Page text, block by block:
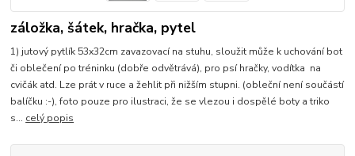
záložka, šátek, hračka, pytel
1) jutový pytlík 53x32cm zavazovací na stuhu, sloužit může k uchování bot
či oblečení po tréninku (dobře odvětrává), pro psí hračky, vodítka na
cvičák atd. Lze prát v ruce a žehlit při nižším stupni. (obleční není součástí
balíčku :-), foto pouze pro ilustraci, že se vlezou i dospělé boty a triko
s... celý popis